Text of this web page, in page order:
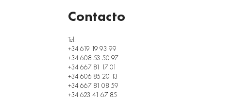
Tel:
+34 619 19 93 99
+34 608 53 50 97
+34 667 81 17 01
+34 606 85 20 13
+34 667 81 08 59
+34 623 41 67 85
Contacto